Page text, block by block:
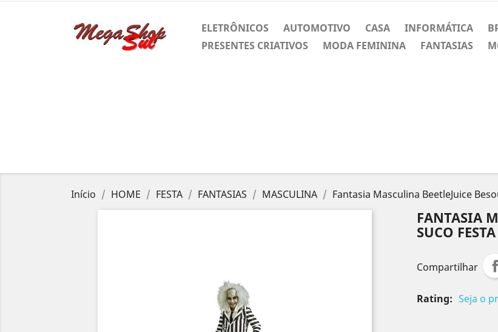
ELETRÔNICOS AUTOMOTIVO CASA INFORMÁTICA
PRESENTES CRIATIVOS
MODA FEMININA FANTASIAS
Início HOME FESTA FANTASIAS MASCULINA Fantasia Masculina BeetleJuice
FANTASIA
SUCO
Compartilhar
Rating: Seja o